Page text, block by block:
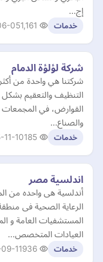
إج…
خدمات 05
شركة لؤلؤة الدمام
شركتنا هي واحدة من
التنظيف والتعقيم
القوارض، في المجمعات
والصناع…
خدمات 11-10
اندلسية مصر
أندلسية هى واحده من
الرعاية الصحية فى
المستشفيات العامة و
العيادات المتخصص…
خدمات 11